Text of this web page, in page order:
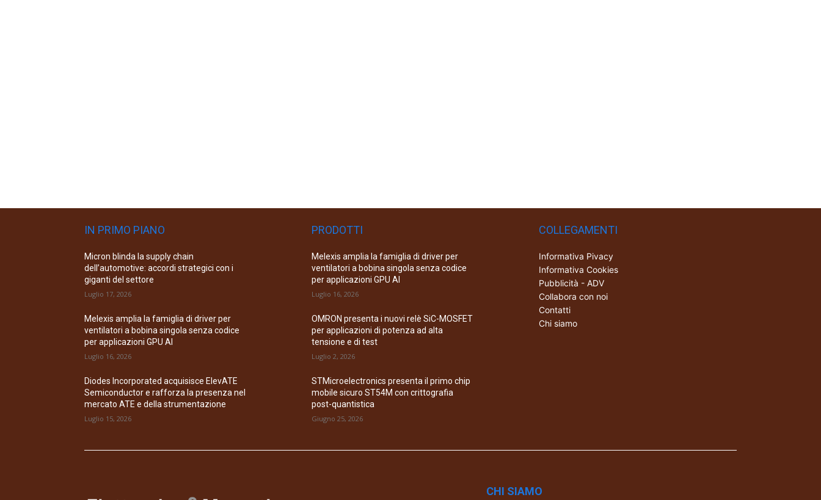
IN PRIMO PIANO
Micron blinda la supply chain
dell’automotive: accordi strategici con i
giganti del settore
Luglio 17, 2026
Melexis amplia la famiglia di driver per
ventilatori a bobina singola senza codice
per applicazioni GPU AI
Luglio 16, 2026
Diodes Incorporated acquisisce ElevATE
Semiconductor e rafforza la presenza nel
mercato ATE e della strumentazione
Luglio 15, 2026
PRODOTTI
Melexis amplia la famiglia di driver per
ventilatori a bobina singola senza codice
per applicazioni GPU AI
Luglio 16, 2026
OMRON presenta i nuovi relè SiC-MOSFET
per applicazioni di potenza ad alta
tensione e di test
Luglio 2, 2026
STMicroelectronics presenta il primo chip
mobile sicuro ST54M con crittografia
post-quantistica
Giugno 25, 2026
COLLEGAMENTI
Informativa Pivacy
Informativa Cookies
Pubblicità - ADV
Collabora con noi
Contatti
Chi siamo
CHI SIAMO